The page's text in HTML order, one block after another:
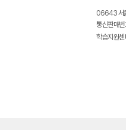
06643 서
통신판매
학습지원